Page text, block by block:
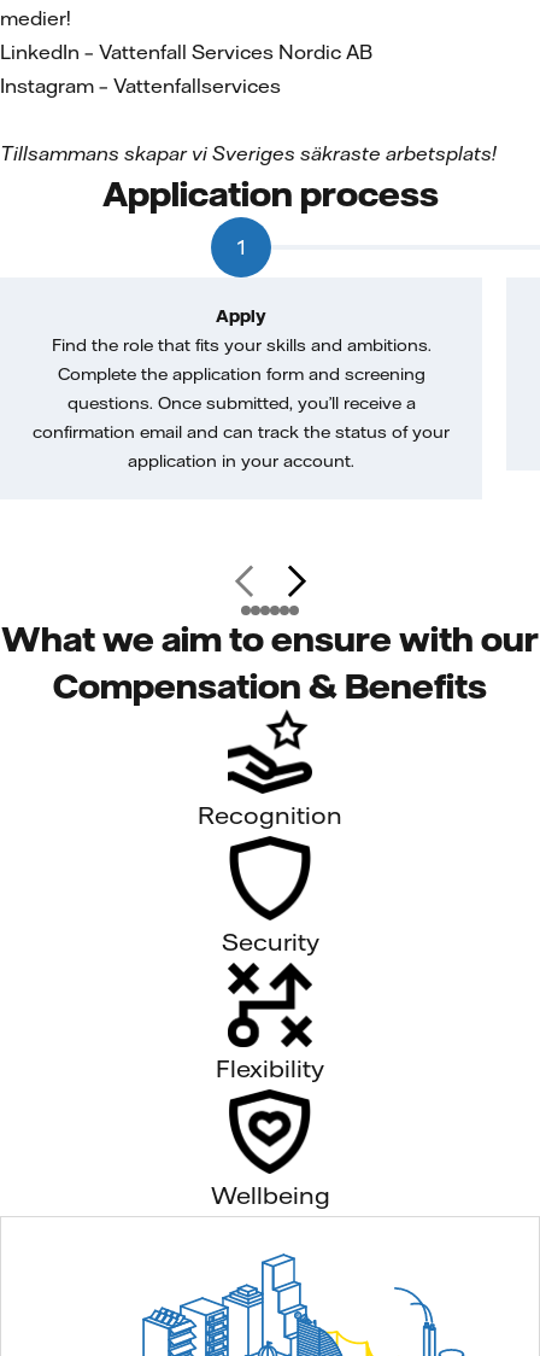
medier!
LinkedIn – Vattenfall Services Nordic AB
Instagram – Vattenfallservices
Tillsammans skapar vi Sveriges säkraste arbetsplats!
Application process
1
Apply
Find the role that fits your skills and ambitions.
Complete the application form and screening
questions. Once submitted, you’ll receive a
confirmation email and can track the status of your
application in your account.
What we aim to ensure with our
Compensation & Benefits
Recognition
Security
Flexibility
Wellbeing